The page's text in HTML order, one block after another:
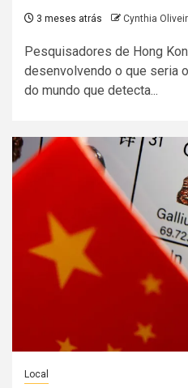
3 meses atrás Cynthia
Pesquisadores de Hong
desenvolvendo o que seria
do mundo que detecta...
Local